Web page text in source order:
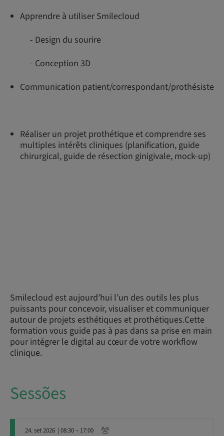
Apprendre à utiliser Smilecloud
- Design du sourire
- Conception 3D
Communication patient/correspondant/prothésiste
Réaliser un projet prothétique et comprendre ses
multiples intérêts cliniques (planification, guide
chirurgical, guide de résection ginigivale, mock-up)
Smilecloud est aujourd’hui l’un des outils les plus
puissants pour concevoir, visualiser et communiquer
autour de projets esthétiques et prothétiques.Cette
formation vous guide pas à pas dans sa prise en main
pour intégrer le digital au cœur de votre workflow
clinique.
Sessões
24. set 2026 | 08:30 – 17:00